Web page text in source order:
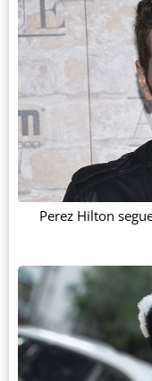
Perez Hilton